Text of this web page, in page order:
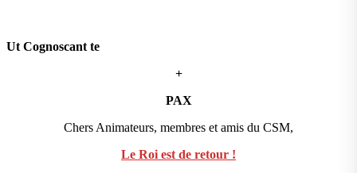
Ut Cognoscant te
+
PAX
Chers Animateurs, membres et amis du CSM,
Le Roi est de retour !